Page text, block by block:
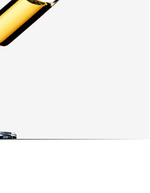
트라-퍼밍 크림 30ml